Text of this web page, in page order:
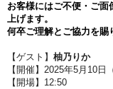
お客様にはご不便・ご面
上げます。
何卒ご理解とご協力を賜
【ゲスト】 柚乃りか
【開催】2025年5月10日
【開場】12:50